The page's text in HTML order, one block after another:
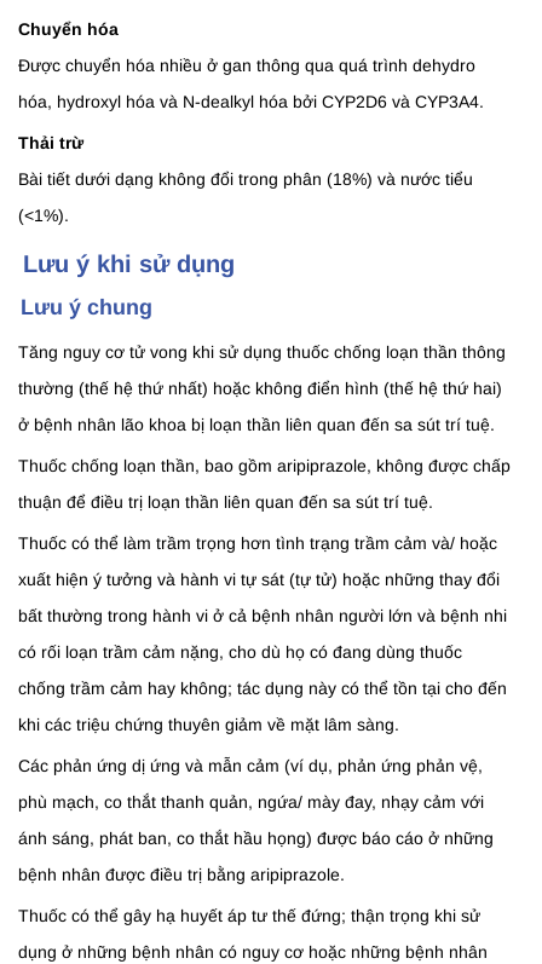
Chuyển hóa
Được chuyển hóa nhiều ở gan thông qua quá trình dehydro
hóa, hydroxyl hóa và N-dealkyl hóa bởi CYP2D6 và CYP3A4.
Thải trừ
Bài tiết dưới dạng không đổi trong phân (18%) và nước tiểu
(<1%).
Lưu ý khi sử dụng
Lưu ý chung
Tăng nguy cơ tử vong khi sử dụng thuốc chống loạn thần thông
thường (thế hệ thứ nhất) hoặc không điển hình (thế hệ thứ hai)
ở bệnh nhân lão khoa bị loạn thần liên quan đến sa sút trí tuệ.
Thuốc chống loạn thần, bao gồm aripiprazole, không được chấp
thuận để điều trị loạn thần liên quan đến sa sút trí tuệ.
Thuốc có thể làm trầm trọng hơn tình trạng trầm cảm và/ hoặc
xuất hiện ý tưởng và hành vi tự sát (tự tử) hoặc những thay đổi
bất thường trong hành vi ở cả bệnh nhân người lớn và bệnh nhi
có rối loạn trầm cảm nặng, cho dù họ có đang dùng thuốc
chống trầm cảm hay không; tác dụng này có thể tồn tại cho đến
khi các triệu chứng thuyên giảm về mặt lâm sàng.
Các phản ứng dị ứng và mẫn cảm (ví dụ, phản ứng phản vệ,
phù mạch, co thắt thanh quản, ngứa/ mày đay, nhạy cảm với
ánh sáng, phát ban, co thắt hầu họng) được báo cáo ở những
bệnh nhân được điều trị bằng aripiprazole.
Thuốc có thể gây hạ huyết áp tư thế đứng; thận trọng khi sử
dụng ở những bệnh nhân có nguy cơ hoặc những bệnh nhân